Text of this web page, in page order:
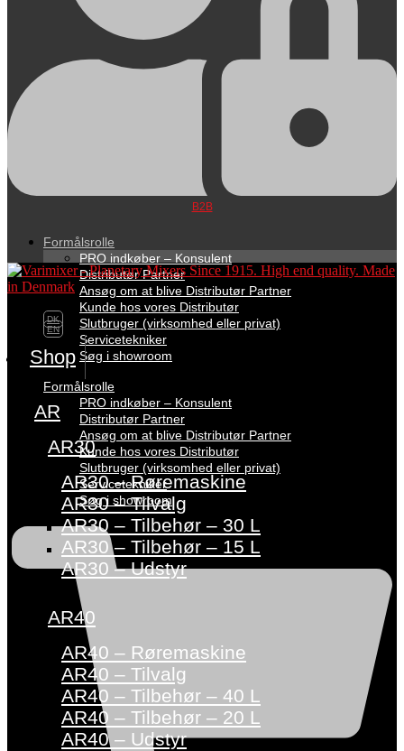
B2B
Formålsrolle
PRO indkøber – Konsulent
Distributør Partner
Ansøg om at blive Distributør Partner
Kunde hos vores Distributør
Slutbruger (virksomhed eller privat)
Servicetekniker
Søg i showroom
Formålsrolle
PRO indkøber – Konsulent
Distributør Partner
Ansøg om at blive Distributør Partner
Kunde hos vores Distributør
Slutbruger (virksomhed eller privat)
Servicetekniker
Søg i showroom
DK
EN
Shop
AR
AR30
AR30 – Røremaskine
AR30 – Tilvalg
AR30 – Tilbehør – 30 L
AR30 – Tilbehør – 15 L
AR30 – Udstyr
AR40
AR40 – Røremaskine
AR40 – Tilvalg
AR40 – Tilbehør – 40 L
AR40 – Tilbehør – 20 L
AR40 – Udstyr